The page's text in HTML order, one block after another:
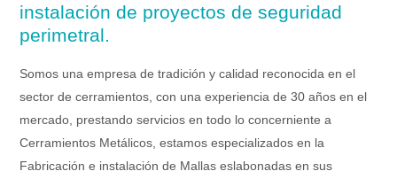
instalación de proyectos de seguridad
perimetral.
Somos una empresa de tradición y calidad reconocida en el
sector de cerramientos, con una experiencia de 30 años en el
mercado, prestando servicios en todo lo concerniente a
Cerramientos Metálicos, estamos especializados en la
Fabricación e instalación de Mallas eslabonadas en sus